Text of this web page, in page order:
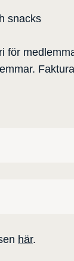
snacks
för
här.